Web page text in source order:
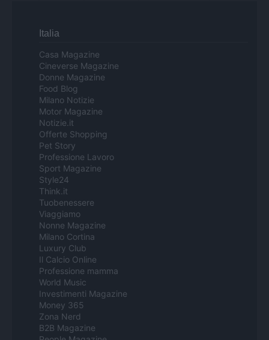
Italia
Casa Magazine
Cineverse Magazine
Donne Magazine
Food Blog
Milano Notizie
Motor Magazine
Notizie.it
Offerte Shopping
Pet Story
Professione Lavoro
Sport Magazine
Style24
Think.it
Tuobenessere
Viaggiamo
Nonne Magazine
Milano Cortina
Luxury Club
Il Calcio Online
Professione mamma
World Music
Investimenti Magazine
Money 365
Zona Nerd
B2B Magazine